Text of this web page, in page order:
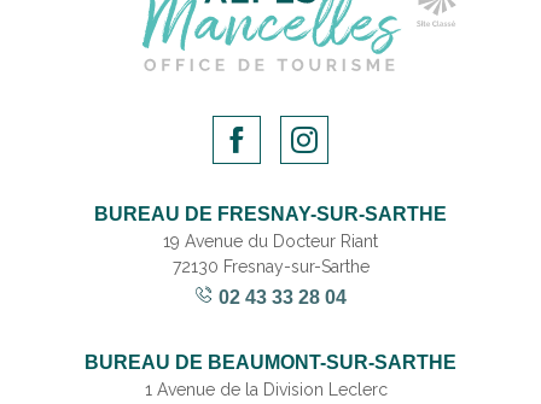
BUREAU DE FRESNAY-SUR-SARTHE
19 Avenue du Docteur Riant
72130 Fresnay-sur-Sarthe
02 43 33 28 04
BUREAU DE BEAUMONT-SUR-SARTHE
1 Avenue de la Division Leclerc